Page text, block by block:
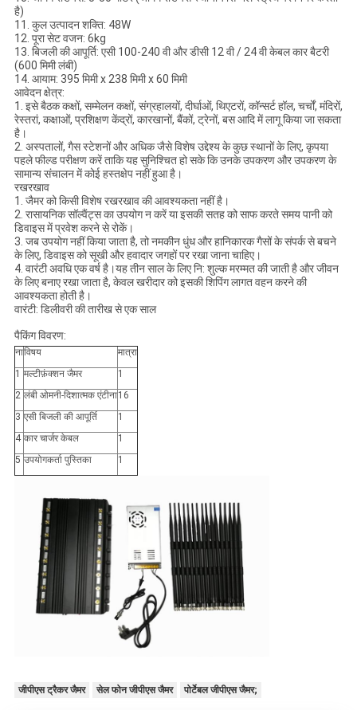
है)
11. कुल उत्पादन शक्ति: 48W
12. पूरा सेट वजन: 6kg
13. बिजली की आपूर्ति: एसी 100-240 वी और डीसी 12 वी / 24 वी केबल कार बैटरी
(600 मिमी लंबी)
14. आयाम: 395 मिमी x 238 मिमी x 60 मिमी
आवेदन क्षेत्र:
1. इसे बैठक कक्षों, सम्मेलन कक्षों, संग्रहालयों, दीर्घाओं, थिएटरों, कॉन्सर्ट हॉल, चर्चों, मंदिरों,
रेस्तरां, कक्षाओं, प्रशिक्षण केंद्रों, कारखानों, बैंकों, ट्रेनों, बस आदि में लागू किया जा सकता
है।
2. अस्पतालों, गैस स्टेशनों और अधिक जैसे विशेष उद्देश्य के कुछ स्थानों के लिए, कृपया
पहले फील्ड परीक्षण करें ताकि यह सुनिश्चित हो सके कि उनके उपकरण और उपकरण के
सामान्य संचालन में कोई हस्तक्षेप नहीं हुआ है।
रखरखाव
1. जैमर को किसी विशेष रखरखाव की आवश्यकता नहीं है।
2. रासायनिक सॉल्वैंट्स का उपयोग न करें या इसकी सतह को साफ करते समय पानी को
डिवाइस में प्रवेश करने से रोकें।
3. जब उपयोग नहीं किया जाता है, तो नमकीन धुंध और हानिकारक गैसों के संपर्क से बचने
के लिए, डिवाइस को सूखी और हवादार जगहों पर रखा जाना चाहिए।
4. वारंटी अवधि एक वर्ष है।यह तीन साल के लिए नि: शुल्क मरम्मत की जाती है और जीवन
के लिए बनाए रखा जाता है, केवल खरीदार को इसकी शिपिंग लागत वहन करने की
आवश्यकता होती है।
वारंटी: डिलीवरी की तारीख से एक साल
पैकिंग विवरण:
नाविषय
मात्रा
1 मल्टीफ़ंक्शन जैमर
1
2 लंबी ओमनी-दिशात्मक एंटीना16
3 एसी बिजली की आपूर्ति
1
4 कार चार्जर केबल
1
5 उपयोगकर्ता पुस्तिका 1
जीपीएस ट्रैकर जैमर सेल फोन जीपीएस जैमर पोर्टेबल जीपीएस जैमर;